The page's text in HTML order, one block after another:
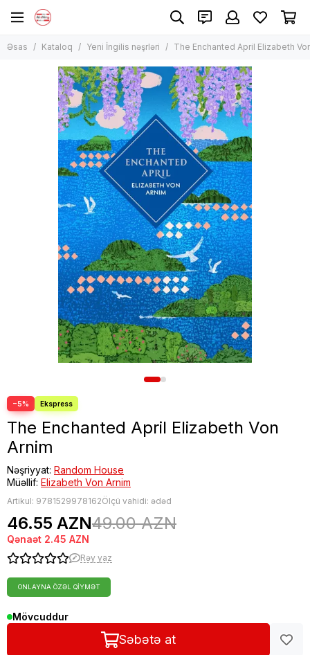
Əsas Kataloq Yeni İngilis nəşrləri The Enchanted April Elizabeth
−5%
The Enchanted April Elizabeth Von
Arnim
Nəşriyyat: Random House
Müəllif: Elizabeth Von Arnim
Artikul: 9781529978162Ölçü vahidi: ədəd
46.55 AZN49.00 AZN
Qənaət 2.45 AZN
Rəy yaz
ONLAYNA ÖZƏL QIYMƏT
Mövcuddur
Səbətə at